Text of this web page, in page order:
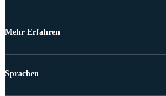
Mehr Erfahren
Sprachen